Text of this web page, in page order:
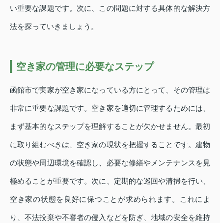
い重要な課題です。次に、この問題に対する具体的な解決方
法を探っていきましょう。
空き家の管理に必要なステップ
函館市で実家が空き家になっている方にとって、その管理は
非常に重要な課題です。空き家を適切に管理するためには、
まず基本的なステップを理解することが欠かせません。最初
に取り組むべきは、空き家の現状を把握することです。建物
の状態や周辺環境を確認し、必要な修繕やメンテナンスを見
極めることが重要です。次に、定期的な巡回や清掃を行い、
空き家の状態を良好に保つことが求められます。これによ
り、不法投棄や不審者の侵入などを防ぎ、地域の安全を維持